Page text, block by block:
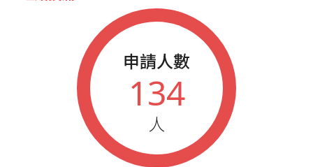
申請人數
134
人